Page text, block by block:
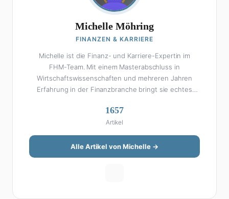
Michelle Möhring
FINANZEN & KARRIERE
Michelle ist die Finanz- und Karriere-Expertin im
FHM-Team. Mit einem Masterabschluss in
Wirtschaftswissenschaften und mehreren Jahren
Erfahrung in der Finanzbranche bringt sie echtes
Michelle klingt Altersvorsorge nicht wie eine
Steuererklärung. Ihre Stärke liegt darin, komplexe
Finanzthemen so aufzubereiten, dass sie jeder
versteht – ohne Fachchinesisch, dafür mit konkreten
Tipps zum Umsetzen. Von ETF-Strategien über
1657
Artikel
Alle Artikel von Michelle →